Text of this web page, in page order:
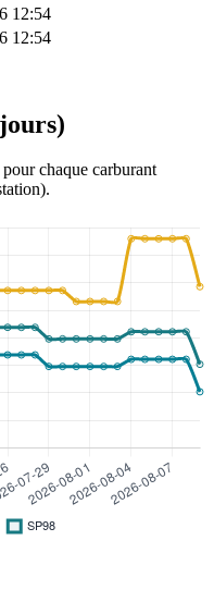
12:54
12:54
chaque carburant